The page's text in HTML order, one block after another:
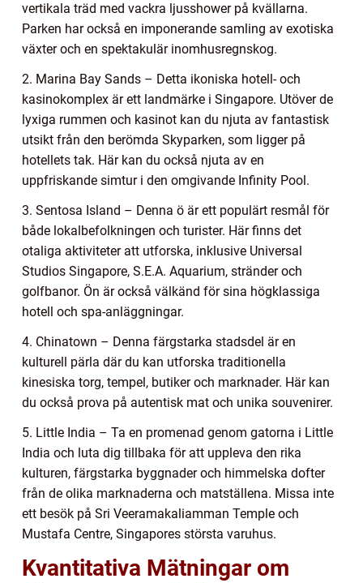
vertikala träd med vackra ljusshower på kvällarna.
Parken har också en imponerande samling av exotiska
växter och en spektakulär inomhusregnskog.
2. Marina Bay Sands – Detta ikoniska hotell- och
kasinokomplex är ett landmärke i Singapore. Utöver de
lyxiga rummen och kasinot kan du njuta av fantastisk
utsikt från den berömda Skyparken, som ligger på
hotellets tak. Här kan du också njuta av en
uppfriskande simtur i den omgivande Infinity Pool.
3. Sentosa Island – Denna ö är ett populärt resmål för
både lokalbefolkningen och turister. Här finns det
otaliga aktiviteter att utforska, inklusive Universal
Studios Singapore, S.E.A. Aquarium, stränder och
golfbanor. Ön är också välkänd för sina högklassiga
hotell och spa-anläggningar.
4. Chinatown – Denna färgstarka stadsdel är en
kulturell pärla där du kan utforska traditionella
kinesiska torg, tempel, butiker och marknader. Här kan
du också prova på autentisk mat och unika souvenirer.
5. Little India – Ta en promenad genom gatorna i Little
India och luta dig tillbaka för att uppleva den rika
kulturen, färgstarka byggnader och himmelska dofter
från de olika marknaderna och matställena. Missa inte
ett besök på Sri Veeramakaliamman Temple och
Mustafa Centre, Singapores största varuhus.
Kvantitativa Mätningar om